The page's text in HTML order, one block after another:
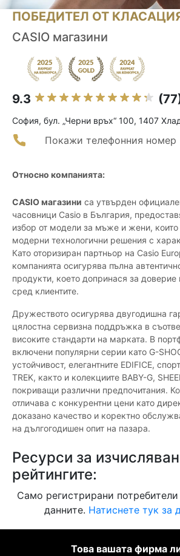
ПОБЕДИТЕЛ ОТ
CASIO магазини
9.3
София, бул. „Черни връх“ 100, 1407
Покажи телефонния номер
Относно компанията:
CASIO магазини са утвърден
часовници Casio в България,
избор от модели за мъже и жени,
модерни технологични решения с
Като оторизиран партньор на Casio
компанията осигурява пълна
продукти, което допринася за
сред клиентите.
Дружеството осигурява двугодишна
цялостна сервизна поддръжка в
високите стандарти на марката. В
включени популярни серии като G-
устойчивост, елегантните EDIFICE,
TREK, както и колекциите BABY-G,
покриващи различни предпочитания.
отличава с конкурентни цени като
доказано качество и коректно
на дългогодишен опит на пазара.
Ресурси за
рейтингите:
Само регистрирани
данните. Натиснете тук за
Това вашата фирма